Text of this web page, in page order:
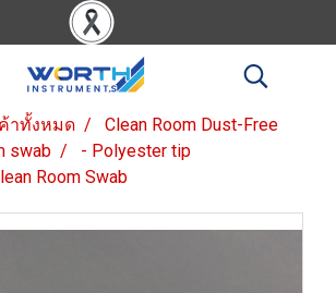
าทั้งหมด
Clean Room Dust-Free
swab
- Polyester tip
Room Swab